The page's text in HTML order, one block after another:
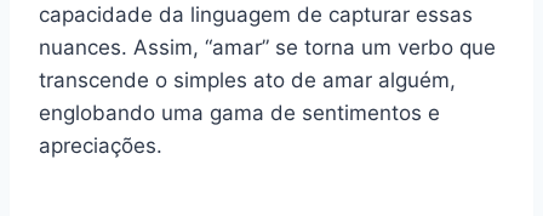
capacidade da linguagem de capturar essas
nuances. Assim, “amar” se torna um verbo que
transcende o simples ato de amar alguém,
englobando uma gama de sentimentos e
apreciações.